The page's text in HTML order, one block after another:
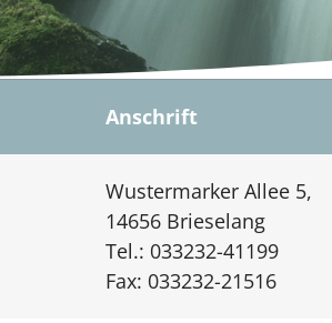
Anschrift
Wustermarker Allee 5,
14656 Brieselang
Tel.: 033232-41199
Fax: 033232-21516